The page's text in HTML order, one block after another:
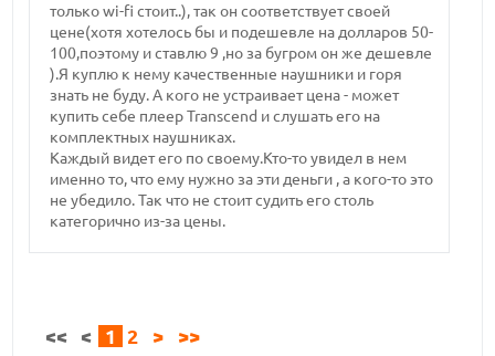
только wi-fi стоит..), так он соответствует своей
цене(хотя хотелось бы и подешевле на долларов 50-
100,поэтому и ставлю 9 ,но за бугром он же дешевле
).Я куплю к нему качественные наушники и горя
знать не буду. А кого не устраивает цена - может
купить себе плеер Transcend и слушать его на
комплектных наушниках.
Каждый видет его по своему.Кто-то увидел в нем
именно то, что ему нужно за эти деньги , а кого-то это
не убедило. Так что не стоит судить его столь
категорично из-за цены.
<< < 1 2 > >>